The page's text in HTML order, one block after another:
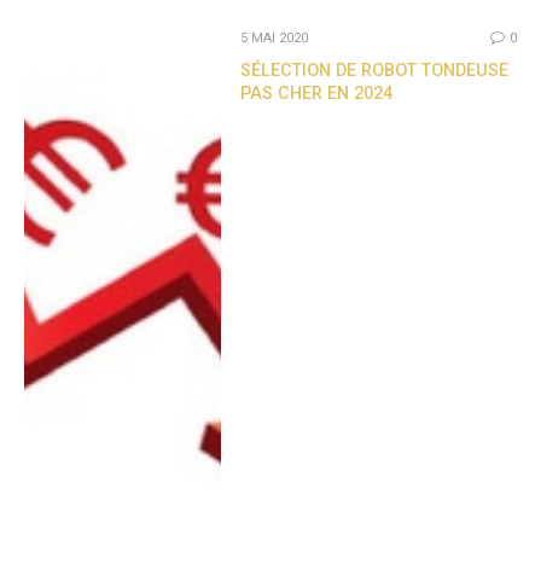
5 MAI 2020 0
SÉLECTION DE ROBOT TONDEUSE
PAS CHER EN 2024